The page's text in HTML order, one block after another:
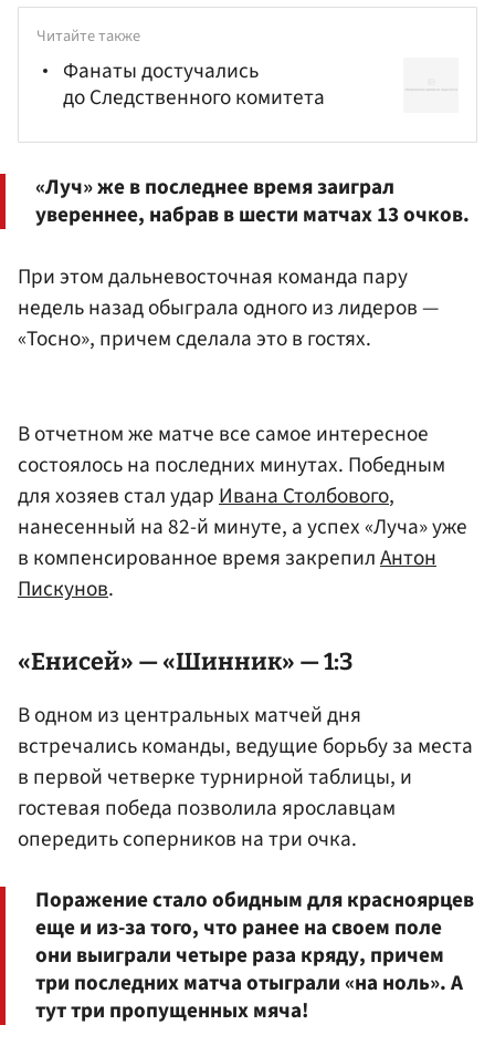
Читайте также
Фанаты достучались
до Следственного комитета
«Луч» же в последнее время заиграл
увереннее, набрав в шести матчах 13 очков.
При этом дальневосточная команда пару
недель назад обыграла одного из лидеров —
«Тосно», причем сделала это в гостях.
В отчетном же матче все самое интересное
состоялось на последних минутах. Победным
для хозяев стал ударИвана Столбового,
нанесенный на 82-й минуте, а успех «Луча» уже
в компенсированное время закрепилАнтон
Пискунов.
«Енисей» — «Шинник» — 1:3
В одном из центральных матчей дня
встречались команды, ведущие борьбу за места
в первой четверке турнирной таблицы, и
гостевая победа позволила ярославцам
опередить соперников на три очка.
Поражение стало обидным для красноярцев
еще и из-за того, что ранее на своем поле
они выиграли четыре раза кряду, причем
три последних матча отыграли «на ноль». А
тут три пропущенных мяча!